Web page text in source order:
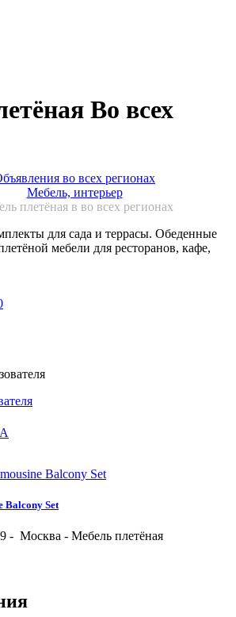
Во всех
во всех регионах
Мебель, интерьер
плетёная в во всех регионах
для сада и террасы. Обеденные
мебели для ресторанов, кафе,
Balcony Set
- Москва - Мебель плетёная